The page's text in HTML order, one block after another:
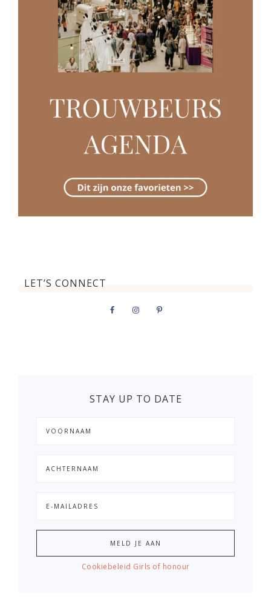
LET’S CONNECT
STAY UP TO DATE
Cookiebeleid Girls of honour